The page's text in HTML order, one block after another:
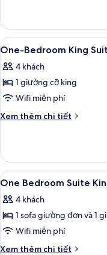
Phòng,
phòng
Xem
tất
cả
ảnh
One-
Bedroom
5
One-Bedroom King
4 khách
1 giường cỡ king
Wifi miễn phí
Xem thêm chi tiết
Chi
One-
Bedroom
King
Xem
tất
cả
ảnh
One
Bedroom
7
One Bedroom Suite
4 khách
1 sofa giường đơn và 1
Wifi miễn phí
Xem thêm chi tiết
Chi